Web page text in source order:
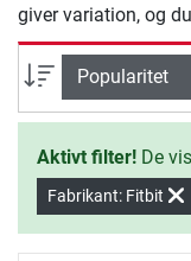
giver variation, og
lejligheder.
sortering
Aktivt filter! De
Fabrikant: Fitbit